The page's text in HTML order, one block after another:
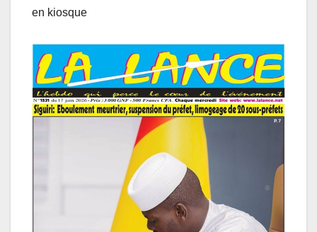
en kiosque